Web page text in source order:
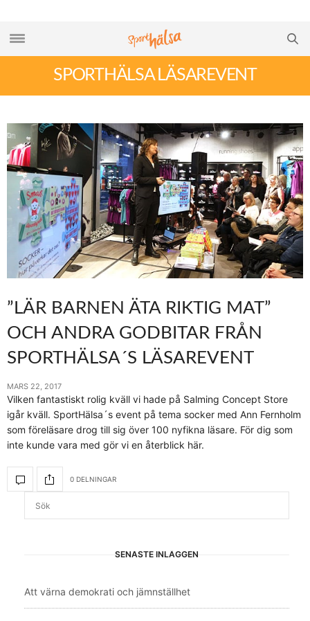
SPORTHÄLSA LÄSAREVENT
”LÄR BARNEN ÄTA RIKTIG MAT”
OCH ANDRA GODBITAR FRÅN
SPORTHÄLSA´S LÄSAREVENT
MARS 22, 2017
Vilken fantastiskt rolig kväll vi hade på Salming Concept Store
igår kväll. SportHälsa´s event på tema socker med Ann Fernholm
som föreläsare drog till sig över 100 nyfikna läsare. För dig som
inte kunde vara med gör vi en återblick här.
0 DELNINGAR
SENASTE INLÄGGEN
Att värna demokrati och jämnställhet